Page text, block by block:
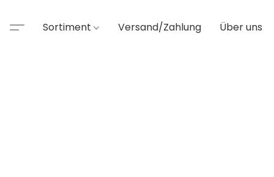
Sortiment Versand/Zahlung Über uns